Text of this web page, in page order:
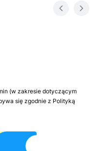
(w zakresie dotyczącym
się zgodnie z Polityką